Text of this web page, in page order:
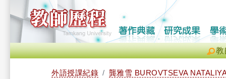
教
外語授課紀錄 龔雅雪 BUROVTSEVA